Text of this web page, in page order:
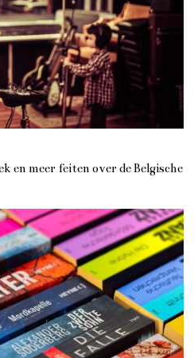
en meer feiten over de Belgische